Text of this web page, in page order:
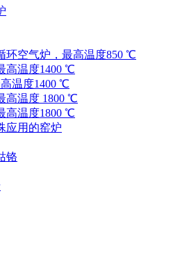
环空气炉，最高温度850 ℃
高温度1400 ℃
温度1400 ℃
高温度 1800 ℃
高温度1800 ℃
应用的窑炉
铬